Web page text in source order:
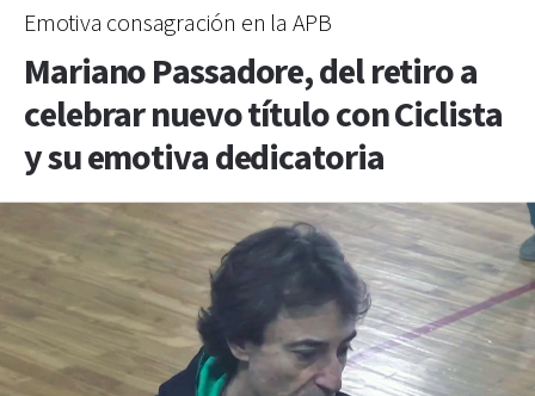
Emotiva consagración en la APB
Mariano Passadore, del retiro a
celebrar nuevo título con Ciclista
y su emotiva dedicatoria